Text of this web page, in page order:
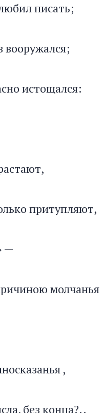
писать;
вооружался;
истощался:
притупляют,
—
молчанья
,
без конца?..